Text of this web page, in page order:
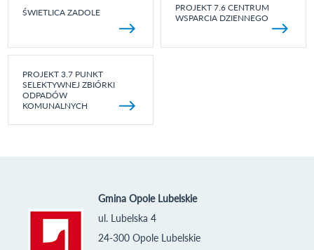
ŚWIETLICA ZADOLE
PROJEKT 7.6 CENTRUM
WSPARCIA DZIENNEGO
PROJEKT 3.7 PUNKT
SELEKTYWNEJ ZBIÓRKI
ODPADÓW
KOMUNALNYCH
Gmina Opole Lubelskie
ul. Lubelska 4
24-300 Opole Lubelskie